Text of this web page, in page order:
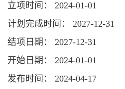
立项时间： 2024-01-01
计划完成时间： 2027-12-31
结项日期： 2027-12-31
开始日期： 2024-01-01
发布时间： 2024-04-17